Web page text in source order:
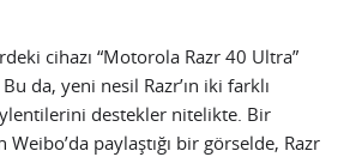
cihazı “Motorola Razr 40 Ultra”
da, yeni nesil Razr’ın iki farklı
destekler nitelikte. Bir
paylaştığı bir görselde, Razr